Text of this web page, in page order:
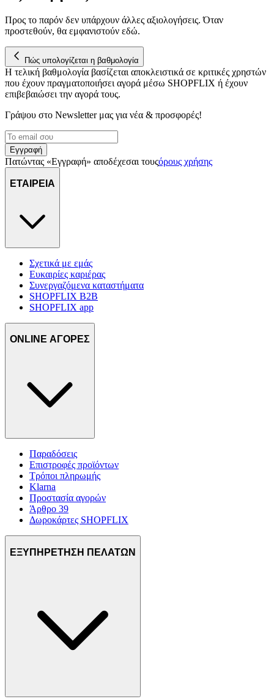
Προς το παρόν δεν υπάρχουν άλλες αξιολογήσεις. Όταν
προστεθούν, θα εμφανιστούν εδώ.
Πώς υπολογίζεται η βαθμολογία
Η τελική βαθμολογία βασίζεται αποκλειστικά σε κριτικές χρηστών
που έχουν πραγματοποιήσει αγορά μέσω SHOPFLIX ή έχουν
επιβεβαιώσει την αγορά τους.
Γράψου στο Νewsletter μας για νέα & προσφορές!
Εγγραφή
Πατώντας «Εγγραφή» αποδέχεσαι τουςόρους χρήσης
ΕΤΑΙΡΕΙΑ
Σχετικά με εμάς
Ευκαιρίες καριέρας
Συνεργαζόμενα καταστήματα
SHOPFLIX B2B
SHOPFLIX app
ONLINE ΑΓΟΡΕΣ
Παραδόσεις
Επιστροφές προϊόντων
Τρόποι πληρωμής
Klarna
Προστασία αγορών
Άρθρο 39
Δωροκάρτες SHOPFLIX
ΕΞΥΠΗΡΕΤΗΣΗ ΠΕΛΑΤΩΝ